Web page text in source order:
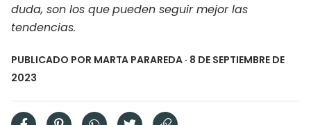
duda, son los que pueden seguir mejor las
tendencias.
PUBLICADO POR MARTA PARAREDA · 8 DE SEPTIEMBRE DE
2023